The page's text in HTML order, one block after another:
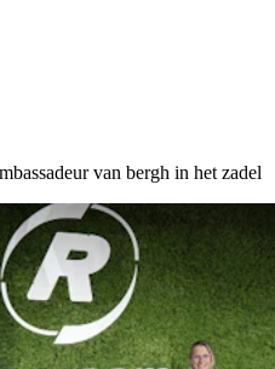
van bergh in het zadel